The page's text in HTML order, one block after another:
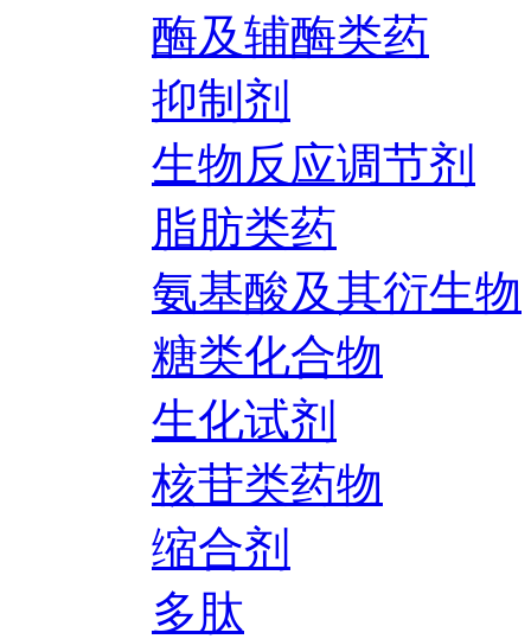
酶及辅酶类药
抑制剂
生物反应调节剂
脂肪类药
氨基酸及其衍生物
糖类化合物
生化试剂
核苷类药物
缩合剂
多肽